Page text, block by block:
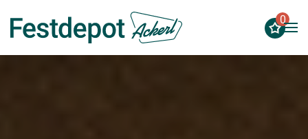
Zum Hauptinhalt springen
0